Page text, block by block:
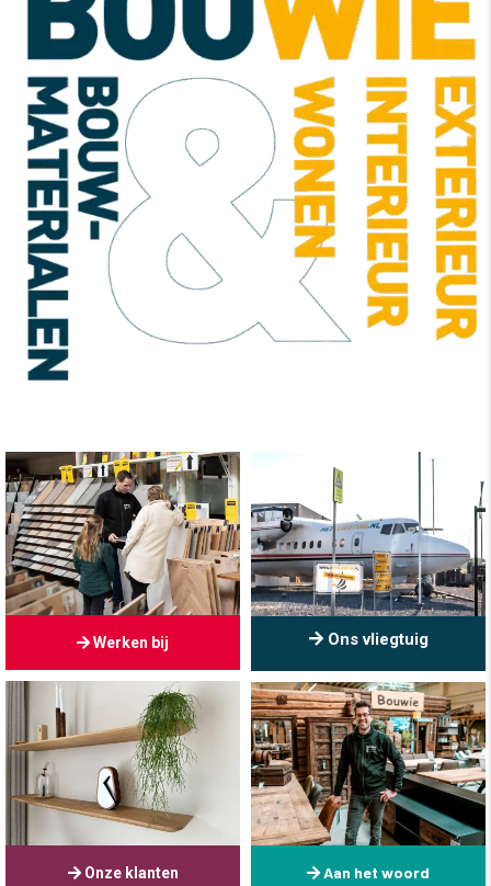
Werken bij
Onze klanten
Ons vliegtuig
Aan het woord